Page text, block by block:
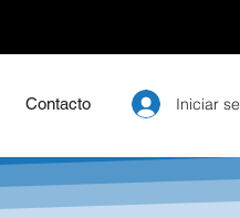
Contacto Iniciar